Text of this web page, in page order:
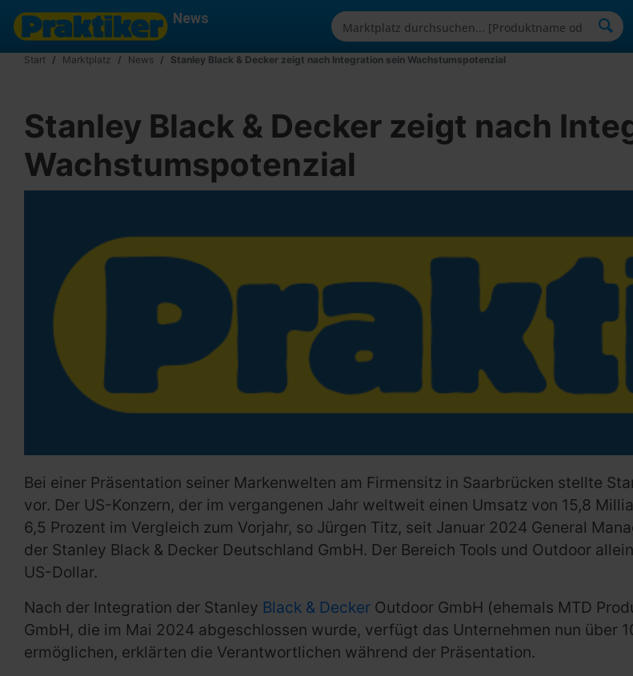
News
Start Marktplatz News Stanley Black & Decker zeigt nach Integration sein Wachstumspotenzial
Stanley Black & Decker zeigt nach
Wachstumspotenzial
Bei einer Präsentation seiner Markenwelten am Firmensitz in Saarbrücken stellte
vor. Der US-Konzern, der im vergangenen Jahr weltweit einen Umsatz von 15,8
6,5 Prozent im Vergleich zum Vorjahr, so Jürgen Titz, seit Januar 2024 General
der Stanley Black & Decker Deutschland GmbH. Der Bereich Tools und Outdoor
US-Dollar.
Nach der Integration der Stanley Black & Decker Outdoor GmbH (ehemals MTD
GmbH, die im Mai 2024 abgeschlossen wurde, verfügt das Unternehmen nun über
ermöglichen, erklärten die Verantwortlichen während der Präsentation.